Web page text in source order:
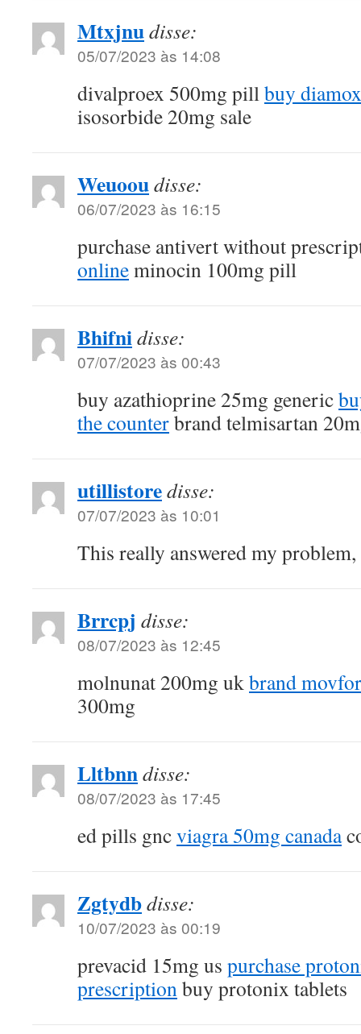
Mtxjnudisse:
05/07/2023 às 14:08
divalproex 500mg pill buy
isosorbide 20mg sale
Weuooudisse:
06/07/2023 às 16:15
purchase antivert without
onlineminocin 100mg pill
Bhifnidisse:
07/07/2023 às 00:43
buy azathioprine 25mg generic
the counterbrand telmisartan
utillistoredisse:
07/07/2023 às 10:01
This really answered my
Brrcpj disse:
08/07/2023 às 12:45
molnunat 200mg uk brand movfor
300mg
Lltbnndisse:
08/07/2023 às 17:45
ed pills gncviagra 50mg canada
Zgtydbdisse:
10/07/2023 às 00:19
prevacid 15mg us purchase
prescription buy protonix tablets